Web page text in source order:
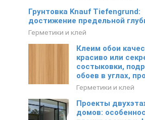
Грунтовка Knauf Tiefengrund:
достижение предельной
Герметики и клей
Клеим обои
красиво или
состыковки,
обоев в углах,
Герметики и клей
Проекты
домов: